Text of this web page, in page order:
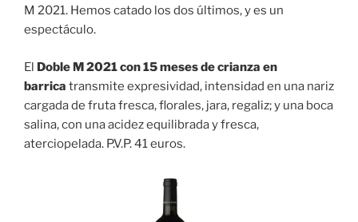
M 2021. Hemos catado los dos últimos, y es un
espectáculo.
El Doble M 2021 con 15 meses de crianza en
barrica transmite expresividad, intensidad en una nariz
cargada de fruta fresca, florales, jara, regaliz; y una boca
salina, con una acidez equilibrada y fresca,
aterciopelada. P.V.P. 41 euros.